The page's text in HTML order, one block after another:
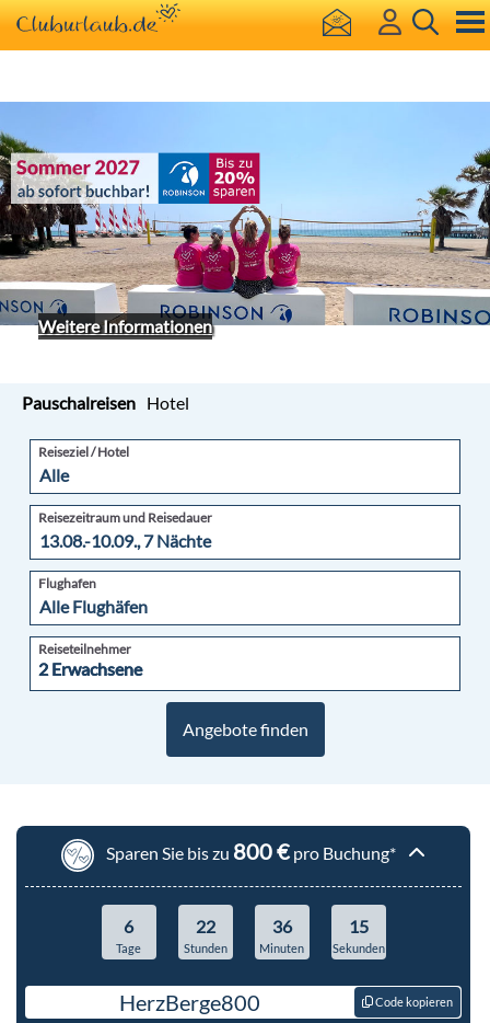
Weitere Informationen
Pauschalreisen Hotel
Reiseziel / Hotel
Reisezeitraum und Reisedauer
Flughafen
Reiseteilnehmer
2 Erwachsene
2 Erwachsene
Angebote finden
Sparen Sie bis zu 800 € pro Buchung*
6
Tage
22
Stunden
36
Minuten
13
Sekunden
HerzBerge800 Code kopieren